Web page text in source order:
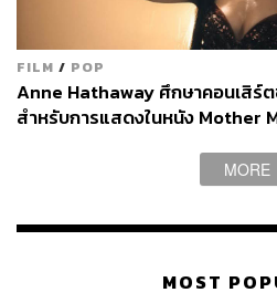
FILM / POP
Anne Hathaway ศึกษาคอนเสิร์
สำหรับการแสดงในหนัง Mother
MORE
MOST